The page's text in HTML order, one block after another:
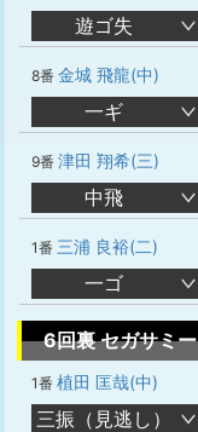
遊ゴ失
8番 金城 飛龍(中)
一ギ
9番 津田 翔希(三)
中飛
1番 三浦 良裕(二)
一ゴ
6回裏 セガサミー
1番 植田 匡哉(中)
三振（見逃し）